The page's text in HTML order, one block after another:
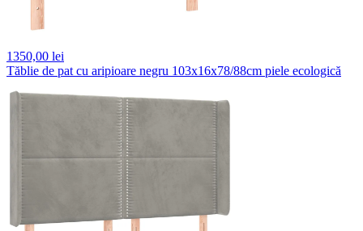
1350,00 lei
Tăblie de pat cu aripioare negru 103x16x78/88cm piele ecologică